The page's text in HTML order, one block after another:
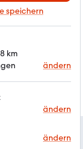
speichern
km
ändern
ändern
ändern